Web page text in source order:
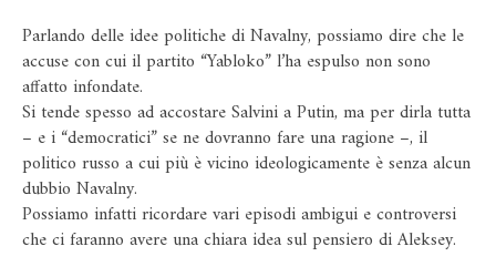
Parlando delle idee politiche di Navalny, possiamo dire che le
accuse con cui il partito “Yabloko” l’ha espulso non sono
affatto infondate.
Si tende spesso ad accostare Salvini a Putin, ma per dirla tutta
– e i “democratici” se ne dovranno fare una ragione –, il
politico russo a cui più è vicino ideologicamente è senza alcun
dubbio Navalny.
Possiamo infatti ricordare vari episodi ambigui e controversi
che ci faranno avere una chiara idea sul pensiero di Aleksey.